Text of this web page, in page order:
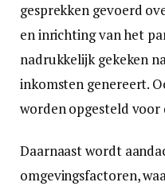
gesprekken gevoerd
en inrichting van het
nadrukkelijk gekeken
inkomsten genereert.
worden opgesteld voor
Daarnaast wordt
omgevingsfactoren,